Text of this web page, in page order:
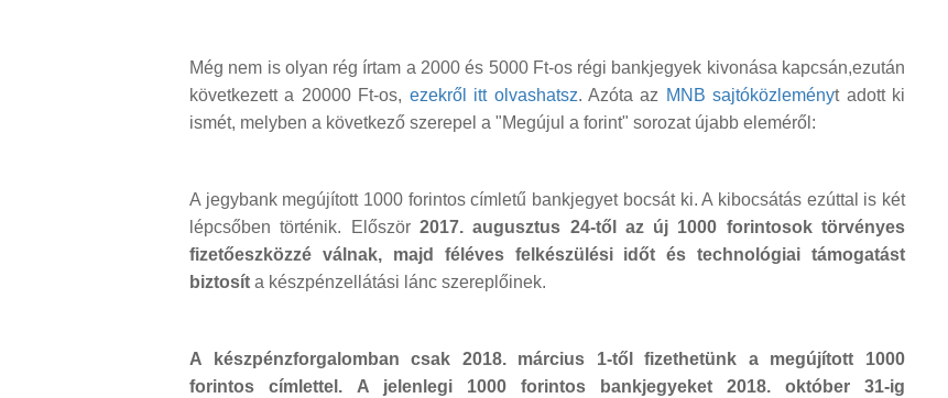
Még nem is olyan rég írtam a 2000 és 5000 Ft-os régi bankjegyek kivonása kapcsán,ezután
következett a 20000 Ft-os, ezekről itt olvashatsz. Azóta az MNB sajtóközleményt adott ki
ismét, melyben a következő szerepel a "Megújul a forint" sorozat újabb eleméről:
A jegybank megújított 1000 forintos címletű bankjegyet bocsát ki. A kibocsátás ezúttal is két
lépcsőben történik. Először 2017. augusztus 24-től az új 1000 forintosok törvényes
fizetőeszközzé válnak, majd féléves felkészülési időt és technológiai támogatást
biztosít a készpénzellátási lánc szereplőinek.
A készpénzforgalomban csak 2018. március 1-től fizethetünk a megújított 1000
forintos címlettel. A jelenlegi 1000 forintos bankjegyeket 2018. október 31-ig